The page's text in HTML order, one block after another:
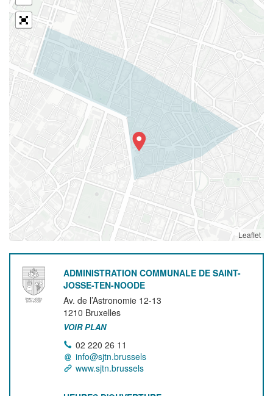
Leaflet
ADMINISTRATION COMMUNALE DE SAINT-
JOSSE-TEN-NOODE
Av. de l’Astronomie 12-13
1210 Bruxelles
VOIR PLAN
02 220 26 11
info@sjtn.brussels
www.sjtn.brussels